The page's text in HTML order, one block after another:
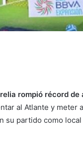
rompió récord
al Atlante y
su partido como